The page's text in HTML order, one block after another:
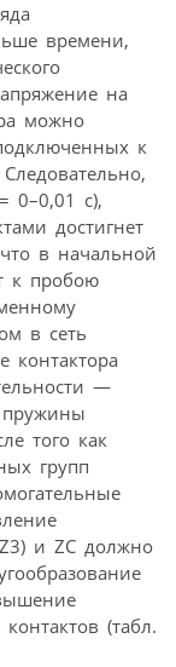
времени,
на
можно
к
0–0,01 c),
достигнет
в начальной
к пробою
в сеть
контактора
—
того как
групп
и ZC должно
(табл.